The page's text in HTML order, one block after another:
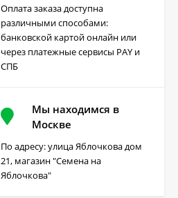
Оплата заказа доступна
различными способами:
банковской картой онлайн или
через платежные сервисы PAY и
СПБ
Мы находимся в
Москве
По адресу: улица Яблочкова дом
21, магазин "Семена на
Яблочкова"
Грейдер от сорняков
(август) 10 мл
220₽